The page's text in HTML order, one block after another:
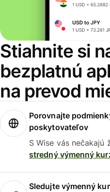
Stiahnite si
bezplatnú
na prevod
Porovnajte
poskytovateľov
S Wise vás
stredný výmenný
Sledujte výmenný